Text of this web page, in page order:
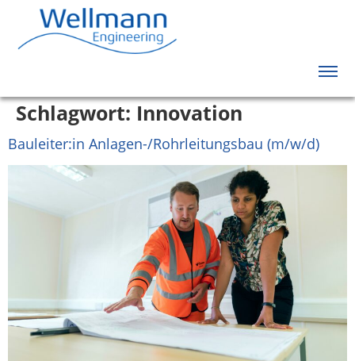
Schlagwort: Innovation
Bauleiter:in Anlagen-/Rohrleitungsbau (m/w/d)